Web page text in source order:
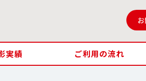
実績 ご利用の流れ